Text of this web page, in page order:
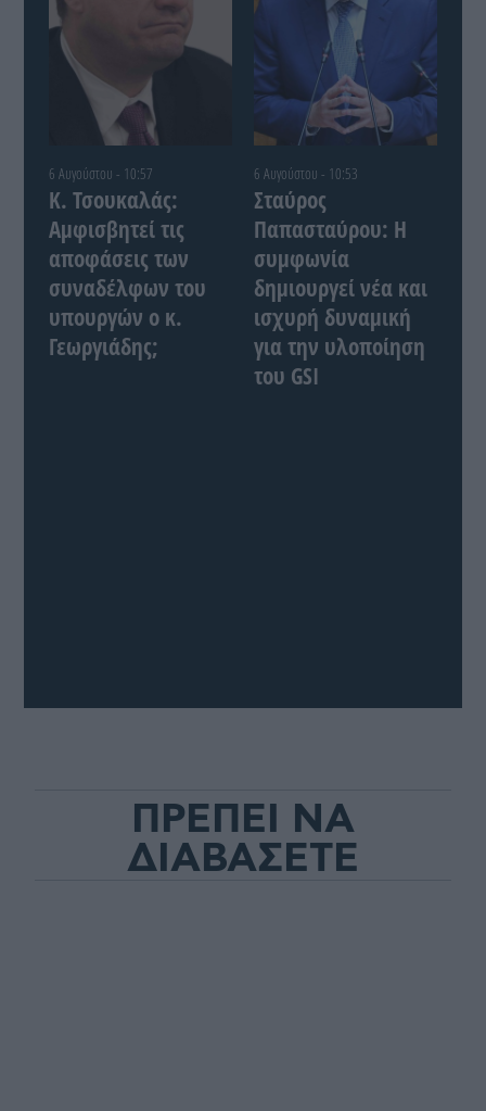
6 Αυγούστου - 10:57
Κ. Τσουκαλάς:
Αμφισβητεί τις
αποφάσεις των
συναδέλφων του
υπουργών ο κ.
Γεωργιάδης;
6 Αυγούστου - 10:53
Σταύρος
Παπασταύρου: Η
συμφωνία
δημιουργεί νέα και
ισχυρή δυναμική
για την υλοποίηση
του GSI
ΠΡΕΠΕΙ ΝΑ
ΔΙΑΒΑΣΕΤΕ